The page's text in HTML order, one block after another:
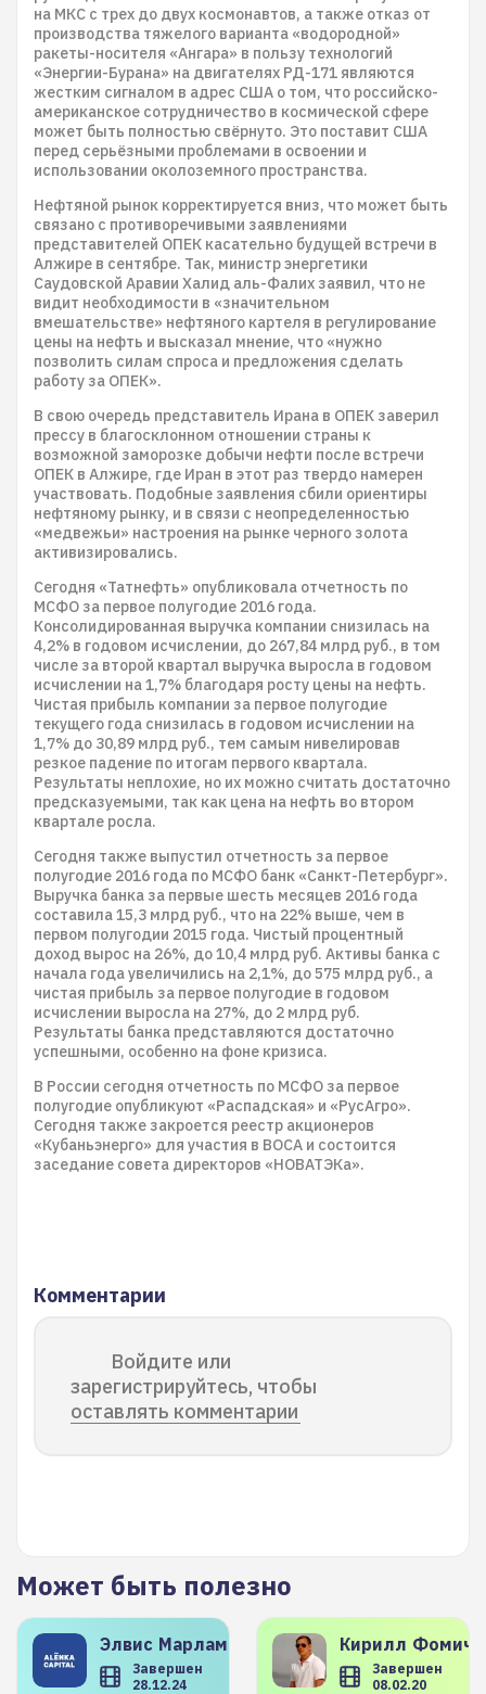
на МКС с трех до двух космонавтов, а также отказ от
производства тяжелого варианта «водородной»
ракеты-носителя «Ангара» в пользу технологий
«Энергии-Бурана» на двигателях РД-171 являются
жестким сигналом в адрес США о том, что российско-
американское сотрудничество в космической сфере
может быть полностью свёрнуто. Это поставит США
перед серьёзными проблемами в освоении и
использовании околоземного пространства.
Нефтяной рынок корректируется вниз, что может быть
связано с противоречивыми заявлениями
представителей ОПЕК касательно будущей встречи в
Алжире в сентябре. Так, министр энергетики
Саудовской Аравии Халид аль-Фалих заявил, что не
видит необходимости в «значительном
вмешательстве» нефтяного картеля в регулирование
цены на нефть и высказал мнение, что «нужно
позволить силам спроса и предложения сделать
работу за ОПЕК».
В свою очередь представитель Ирана в ОПЕК заверил
прессу в благосклонном отношении страны к
возможной заморозке добычи нефти после встречи
ОПЕК в Алжире, где Иран в этот раз твердо намерен
участвовать. Подобные заявления сбили ориентиры
нефтяному рынку, и в связи с неопределенностью
«медвежьи» настроения на рынке черного золота
активизировались.
Сегодня «Татнефть» опубликовала отчетность по
МСФО за первое полугодие 2016 года.
Консолидированная выручка компании снизилась на
4,2% в годовом исчислении, до 267,84 млрд руб., в том
числе за второй квартал выручка выросла в годовом
исчислении на 1,7% благодаря росту цены на нефть.
Чистая прибыль компании за первое полугодие
текущего года снизилась в годовом исчислении на
1,7% до 30,89 млрд руб., тем самым нивелировав
резкое падение по итогам первого квартала.
Результаты неплохие, но их можно считать достаточно
предсказуемыми, так как цена на нефть во втором
квартале росла.
Сегодня также выпустил отчетность за первое
полугодие 2016 года по МСФО банк «Санкт-Петербург».
Выручка банка за первые шесть месяцев 2016 года
составила 15,3 млрд руб., что на 22% выше, чем в
первом полугодии 2015 года. Чистый процентный
доход вырос на 26%, до 10,4 млрд руб. Активы банка с
начала года увеличились на 2,1%, до 575 млрд руб., а
чистая прибыль за первое полугодие в годовом
исчислении выросла на 27%, до 2 млрд руб.
Результаты банка представляются достаточно
успешными, особенно на фоне кризиса.
В России сегодня отчетность по МСФО за первое
полугодие опубликуют «Распадская» и «РусАгро».
Сегодня также закроется реестр акционеров
«Кубаньэнерго» для участия в ВОСА и состоится
заседание совета директоров «НОВАТЭКа».
Комментарии
Войдите или
зарегистрируйтесь, чтобы
оставлять комментарии
Может быть полезно
Элвис Марламов
Завершен
28.12.24
Кирилл
Завершен
08.02.20